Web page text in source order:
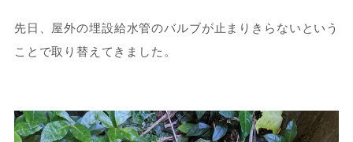
先日、屋外の埋設給水管のバルブが止まりきらないという
ことで取り替えてきました。